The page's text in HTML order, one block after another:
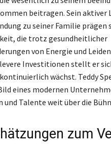
beitragen. Sein aktiver
zu seiner Familie prägen
die trotz gesundheitlicher
von Energie und
Investitionen stellt er
wächst. Teddy
eines modernen
und Talente weit über die
zum